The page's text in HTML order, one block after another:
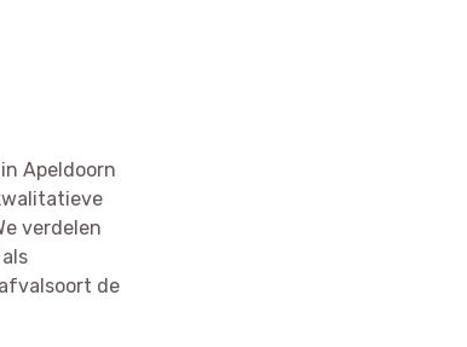
Apeldoorn
verdelen
de